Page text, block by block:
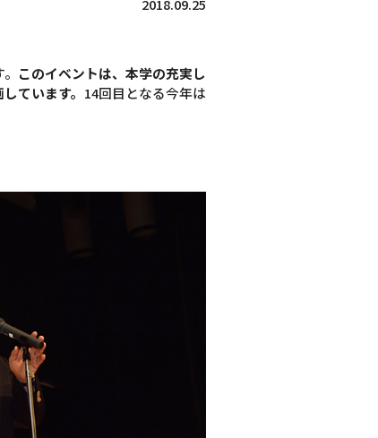
2018.09.25
このイベントは、本学の充実し
ています。 14回目となる今年は